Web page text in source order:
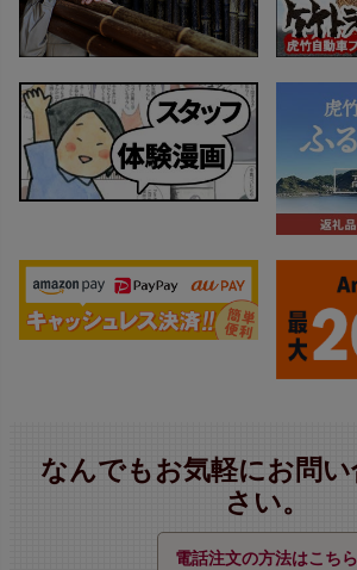
なんでもお気軽にお問
さい。
電話注文の方法はこちら